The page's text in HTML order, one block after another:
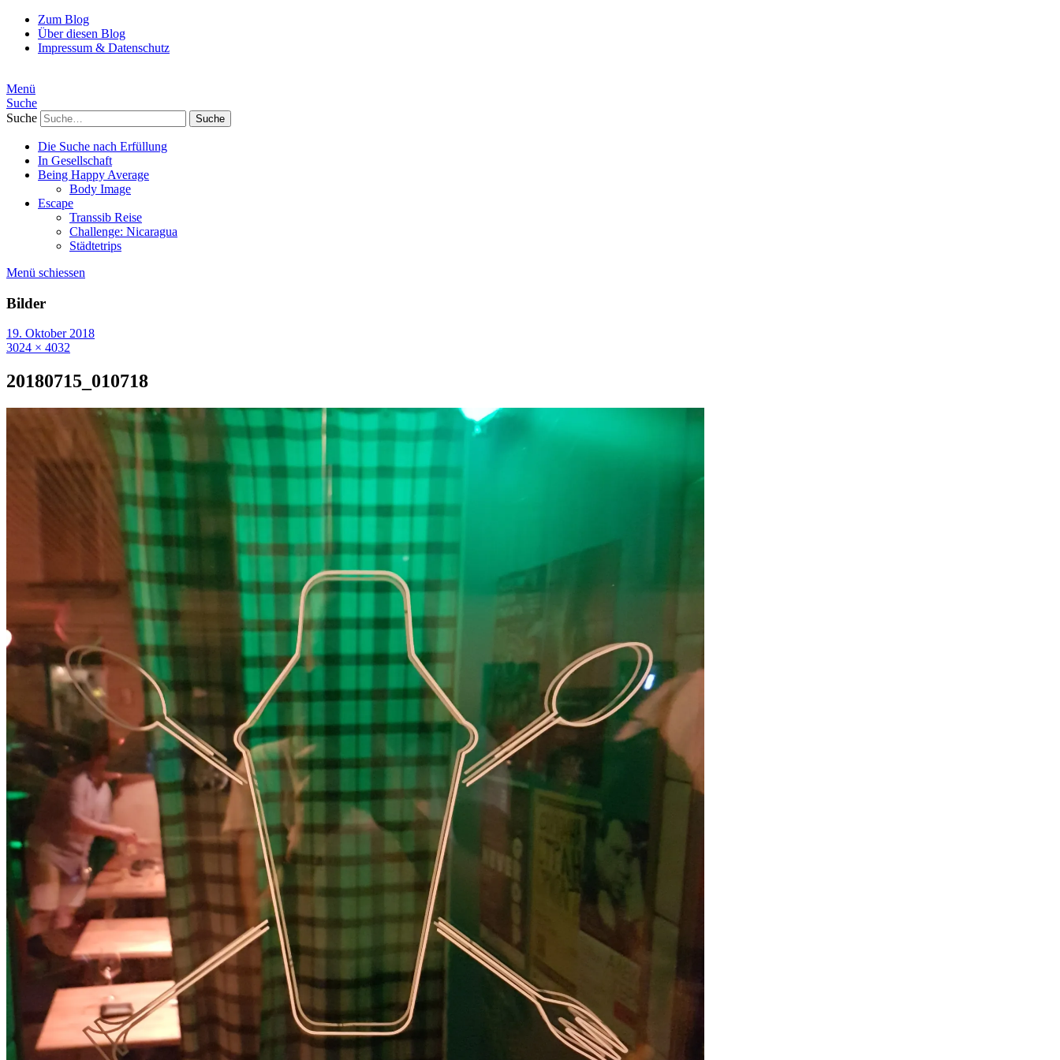
Zum Blog
Über diesen Blog
Impressum & Datenschutz
Menü
Suche
Suche
Die Suche nach Erfüllung
In Gesellschaft
Being Happy Average
Body Image
Escape
Transsib Reise
Challenge: Nicaragua
Städtetrips
Menü schiessen
Bilder
19. Oktober 2018
3024 × 4032
20180715_010718